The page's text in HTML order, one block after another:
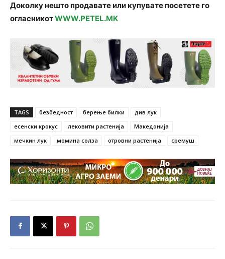
Доколку нешто продавате или купувате посетете го
огласникотWWW.PETEL.MK
TAGS безбедност берење билки
див лук
есенски крокус
лековити растенија
Македонија
мечкин лук
момина солза отровни растенија сремуш